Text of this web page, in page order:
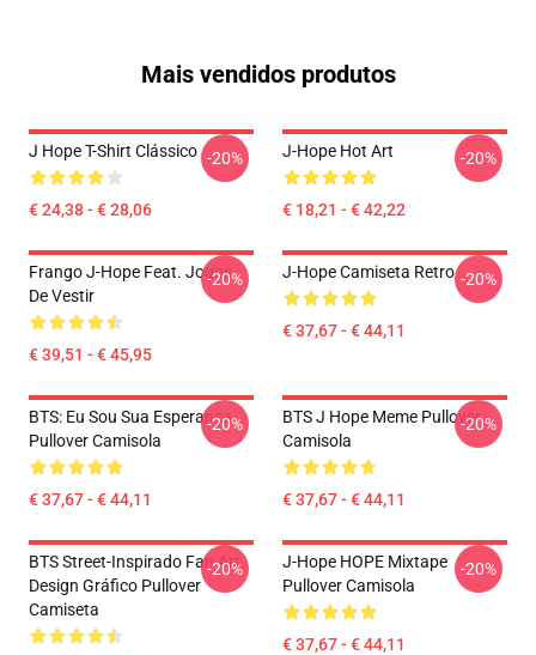
Mais vendidos produtos
J Hope T-Shirt Clássico
€ 24,38 - € 28,06
-20% J-Hope Hot Art
€ 18,21 - € 42,22
-20%
Frango J-Hope Feat. Jogos
De Vestir
€ 39,51 - € 45,95
-20% J-Hope Camiseta Retro
€ 37,67 - € 44,11
-20%
BTS: Eu Sou Sua Esperança
Pullover Camisola
€ 37,67 - € 44,11
-20%
BTS J Hope Meme Pullover
Camisola
€ 37,67 - € 44,11
-20%
BTS Street-Inspirado Fan Art
Design Gráfico Pullover
Camiseta
-20%
J-Hope HOPE Mixtape
Pullover Camisola
€ 37,67 - € 44,11
-20%